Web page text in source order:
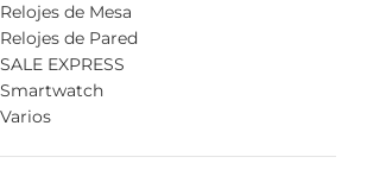
Relojes de Mesa
Relojes de Pared
SALE EXPRESS
Smartwatch
Varios